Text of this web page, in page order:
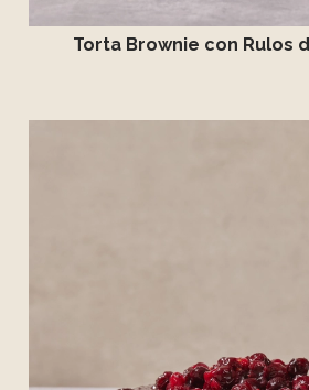
Torta Brownie con Rulos